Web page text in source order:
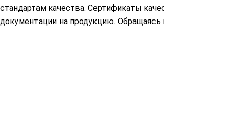
стандартам качества. Сертификаты качества,
документации на продукцию. Обращаясь к нам, вы